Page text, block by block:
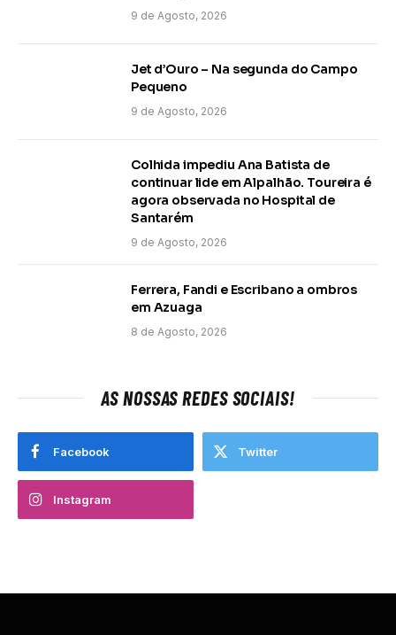
9 de Agosto, 2026
Jet d’Ouro – Na segunda do Campo
Pequeno
9 de Agosto, 2026
Colhida impediu Ana Batista de
continuar lide em Alpalhão. Toureira é
agora observada no Hospital de
Santarém
9 de Agosto, 2026
Ferrera, Fandi e Escribano a ombros
em Azuaga
8 de Agosto, 2026
AS NOSSAS REDES SOCIAIS!
Facebook Twitter
Instagram